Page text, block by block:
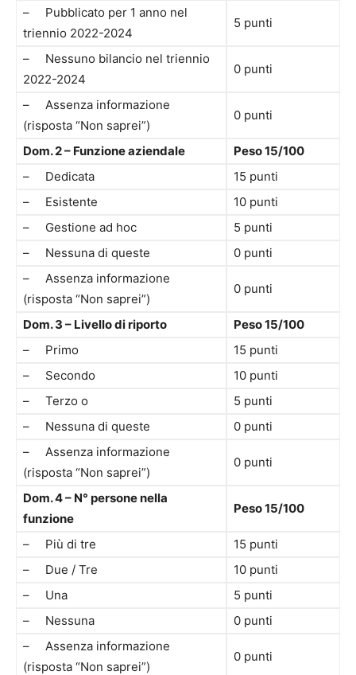
– Pubblicato per 1 anno nel
triennio 2022-2024
5 punti
– Nessuno bilancio nel triennio
2022-2024
0 punti
– Assenza informazione
(risposta “Non saprei”)
0 punti
Dom. 2 – Funzione aziendale
Peso 15/100
– Dedicata
15 punti
– Esistente
10 punti
– Gestione ad hoc
5 punti
– Nessuna di queste
0 punti
– Assenza informazione
(risposta “Non saprei”)
0 punti
Dom. 3 – Livello di riporto
Peso 15/100
– Primo
15 punti
– Secondo
10 punti
– Terzo o
5 punti
– Nessuna di queste
0 punti
– Assenza informazione
(risposta “Non saprei”)
0 punti
Dom. 4 – N° persone nella
funzione
Peso 15/100
– Più di tre
15 punti
– Due / Tre
10 punti
– Una
5 punti
– Nessuna
0 punti
– Assenza informazione
(risposta “Non saprei”)
0 punti